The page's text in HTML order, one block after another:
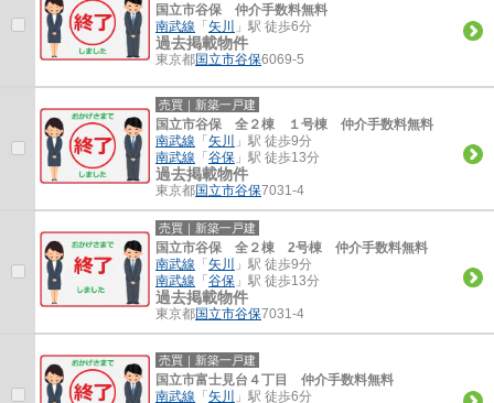
国立市谷保 仲介手数料無料
南武線 「 矢川 」駅 徒歩6分
過去掲載物件
東京都国立市谷保6069-5
売買｜新築一戸建
国立市谷保 全２棟 １号棟 仲介手数料無料
南武線 「 矢川
」駅 徒歩9分
南武線 「 谷保 」駅 徒歩13分
過去掲載物件
東京都国立市谷保7031-4
売買｜新築一戸建
国立市谷保 全２棟 2号棟 仲介手数料無料
南武線 「 矢川
」駅 徒歩9分
南武線 「 谷保 」駅 徒歩13分
過去掲載物件
東京都国立市谷保7031-4
売買｜新築一戸建
国立市富士見台４丁目 仲介手数料無料
南武線 「 矢川 」駅 徒歩6分